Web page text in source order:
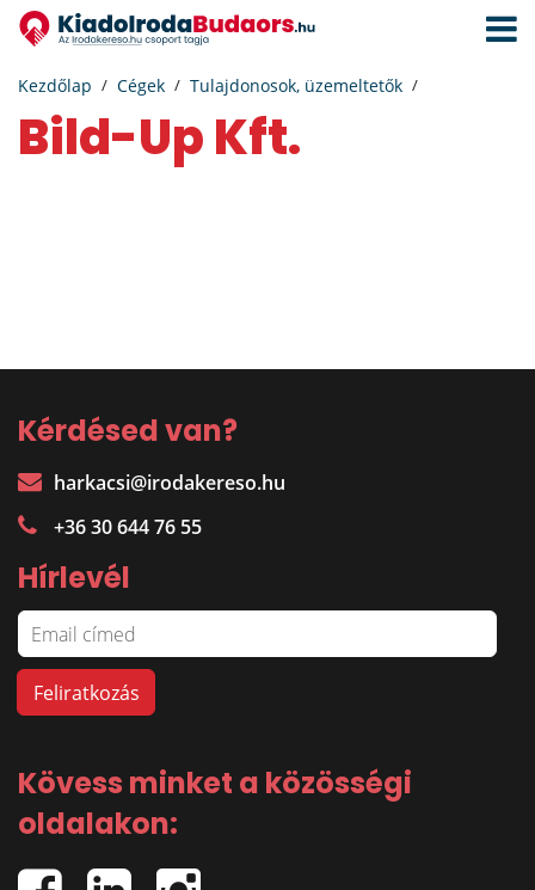
Kezdőlap Cégek Tulajdonosok, üzemeltetők
Bild-Up Kft.
Kérdésed van?
harkacsi@irodakereso.hu
+36 30 644 76 55
Hírlevél
Kövess minket a közösségi
oldalakon: